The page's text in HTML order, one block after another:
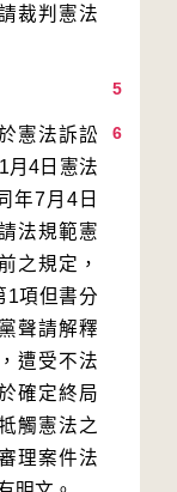
裁判憲法
5
6
憲法訴訟
月4日憲法
年7月4日
法規範憲
之規定，
1項但書分
聲請解釋
遭受不法
確定終局
觸憲法之
理案件法